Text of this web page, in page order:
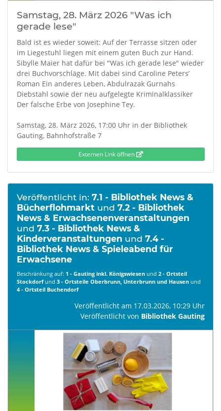
Samstag, 28. März 2026 "Was ich
gerade lese"
Bald ist es wieder soweit: Auf der Terrasse sitzen oder
im Liegestuhl liegen mit einem guten Buch zur Hand.
Sibylle Maier hat dafür bei "Was ich gerade lese" wieder
drei Buchvorschläge. Mit dabei sind Caroline Peters’
Roman Ein anderes Leben, Abdulrazak Gurnahs
Diebstahl sowie der neu aufgelegte Kriminalklassiker
Der falsche Erbe von Josephine Tey.
Samstag, 28. März 2026, 17:00 Uhr in der Bibliothek
Gauting, Bahnhofstraße 7
Externen Link öffnen
Veröffentlicht in: 7.1 - Bibliothek News &
Bücherflohmarkt und 7.2 - Bibliothek
News & Erwachsenenveranstaltungen
und 7.3 - Bibliothek News &
Kinderveranstaltungen und 7.4 -
Bibliothek News & Spieleabend für
Erwachsene
Beschränkung auf: 1 - Gauting inkl. Königswiesen und 2 - Ortsteil
Stockdorf und 3 - Ortsteile Oberbrunn, Unterbrunn und Hausen und
4 - Ortsteil Buchendorf
Veröffentlicht am 17.03.2026, 10:29 Uhr
Veröffentlicht von Bibliothek Gauting